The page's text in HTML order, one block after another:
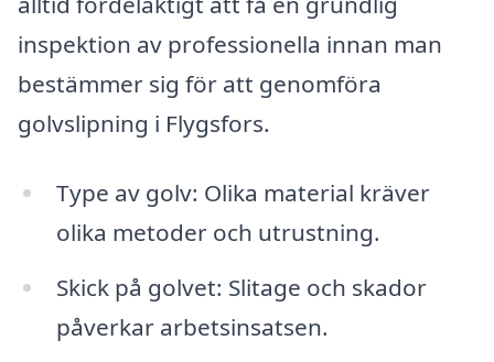
inspektion av professionella innan man
bestämmer sig för att genomföra
golvslipning i Flygsfors.
Type av golv: Olika material kräver
olika metoder och utrustning.
Skick på golvet: Slitage och skador
påverkar arbetsinsatsen.